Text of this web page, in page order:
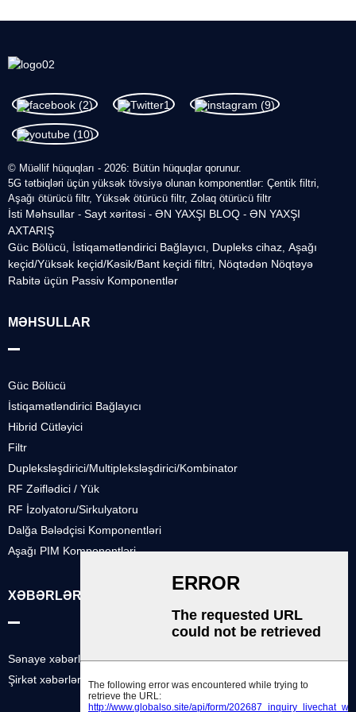
© Müəllif hüquqları - 2026: Bütün hüquqlar qorunur.
5G tətbiqləri üçün yüksək tövsiyə olunan komponentlər: Çentik filtri,
Aşağı ötürücü filtr, Yüksək ötürücü filtr, Zolaq ötürücü filtr
İsti Məhsullar -Sayt xəritəsi -ƏN YAXŞI BLOQ -ƏN YAXŞI
AXTARIŞ
Güc Bölücü
İstiqamətləndirici Bağlayıcı Dupleks cihaz ,Aşağı
keçid/Yüksək keçid/Kəsik/Bant keçidi filtri Nöqtədən Nöqtəyə
Rabitə üçün Passiv Komponentlər
MƏHSULLAR
Güc Bölücü
İstiqamətləndirici Bağlayıcı
Hibrid Cütləyici
Filtr
Dupleksləşdirici/Multipleksləşdirici/Kombinator
RF Zəiflədici / Yük
RF İzolyatoru/Sirkulyatoru
Dalğa Bələdçisi Komponentləri
Aşağı PIM Komponentləri
XƏBƏRLƏR
Sənaye xəbərləri
Şirkət xəbərləri